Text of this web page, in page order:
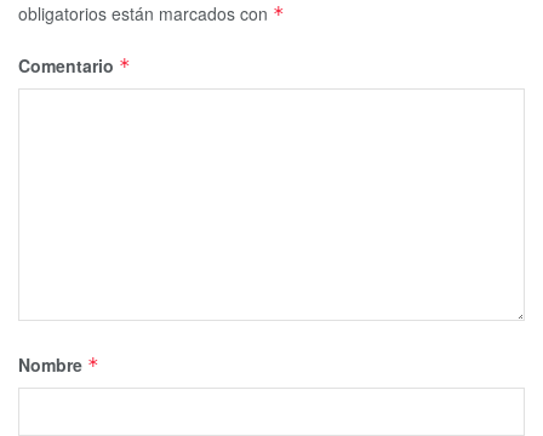
obligatorios están marcados con *
Comentario *
Nombre *